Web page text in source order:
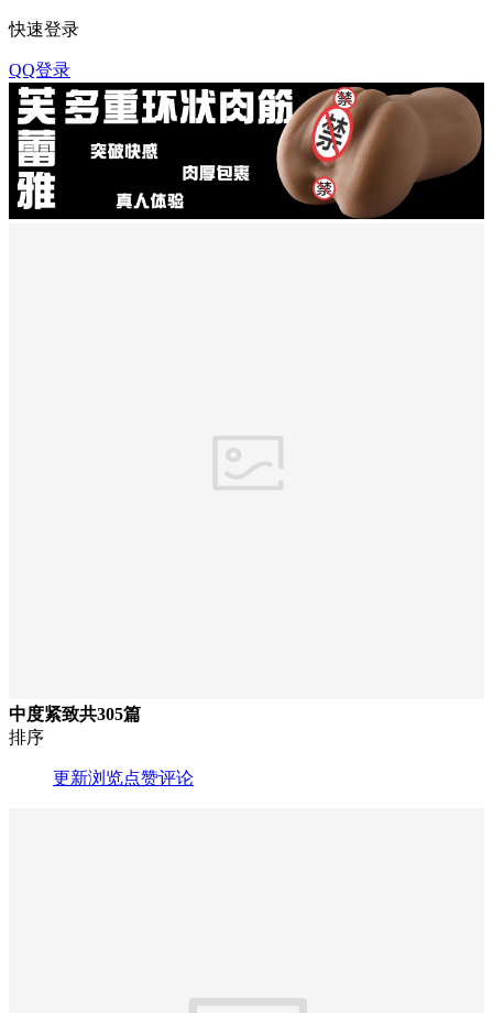
快速登录
QQ登录
中度紧致共305篇
排序
更新浏览点赞评论